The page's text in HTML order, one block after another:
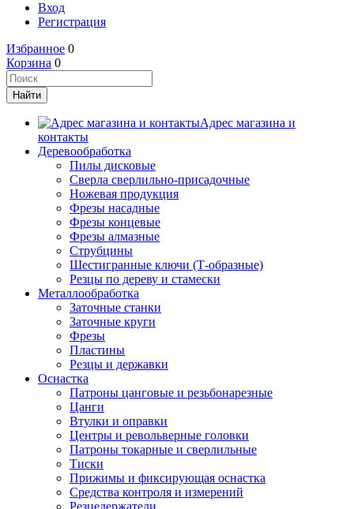
Вход
Регистрация
Избранное 0
Корзина 0
Адрес магазина и
контакты
Деревообработка
Пилы дисковые
Сверла сверлильно-присадочные
Ножевая продукция
Фрезы насадные
Фрезы концевые
Фрезы алмазные
Струбцины
Шестигранные ключи (Т-образные)
Резцы по дереву и стамески
Металлообработка
Заточные станки
Заточные круги
Фрезы
Пластины
Резцы и державки
Оснастка
Патроны цанговые и резьбонарезные
Цанги
Втулки и оправки
Центры и револьверные головки
Патроны токарные и сверлильные
Тиски
Прижимы и фиксирующая оснастка
Средства контроля и измерений
Резцедержатели